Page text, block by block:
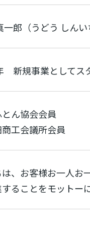
一郎（うどう しんい
新規事業としてス
ん協会会員
工会議所会員
、お客様お一人お
ることをモットー